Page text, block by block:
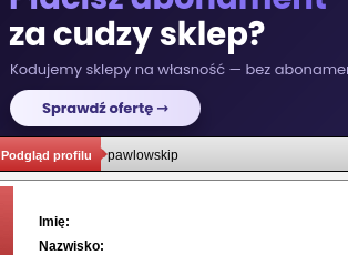
Podgląd profilu pawlowskip
Imię:
Nazwisko: